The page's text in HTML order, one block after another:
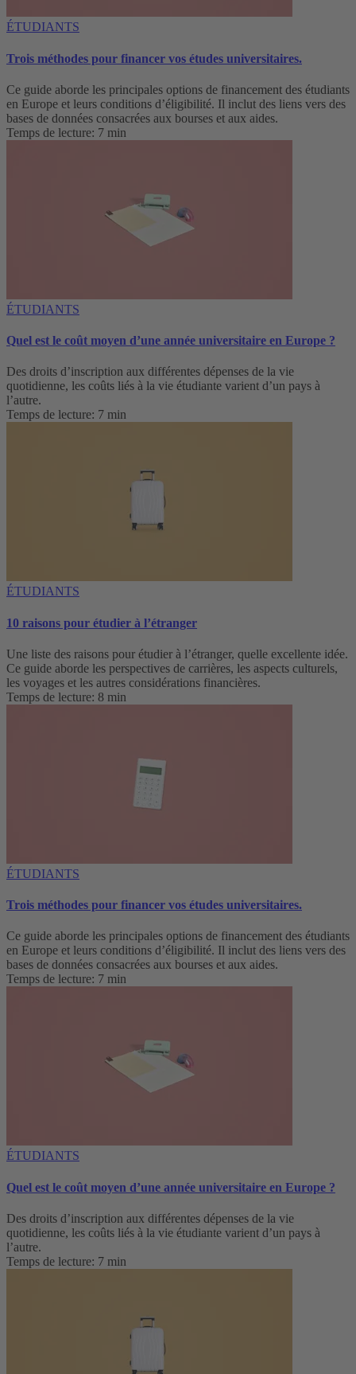
ÉTUDIANTS
Trois méthodes pour financer vos études universitaires.
Ce guide aborde les principales options de financement des étudiants
en Europe et leurs conditions d’éligibilité. Il inclut des liens vers des
bases de données consacrées aux bourses et aux aides.
Temps de lecture: 7 min
ÉTUDIANTS
Quel est le coût moyen d’une année universitaire en Europe ?
Des droits d’inscription aux différentes dépenses de la vie
quotidienne, les coûts liés à la vie étudiante varient d’un pays à
l’autre.
Temps de lecture: 7 min
ÉTUDIANTS
10 raisons pour étudier à l’étranger
Une liste des raisons pour étudier à l’étranger, quelle excellente idée.
Ce guide aborde les perspectives de carrières, les aspects culturels,
les voyages et les autres considérations financières.
Temps de lecture: 8 min
ÉTUDIANTS
Trois méthodes pour financer vos études universitaires.
Ce guide aborde les principales options de financement des étudiants
en Europe et leurs conditions d’éligibilité. Il inclut des liens vers des
bases de données consacrées aux bourses et aux aides.
Temps de lecture: 7 min
ÉTUDIANTS
Quel est le coût moyen d’une année universitaire en Europe ?
Des droits d’inscription aux différentes dépenses de la vie
quotidienne, les coûts liés à la vie étudiante varient d’un pays à
l’autre.
Temps de lecture: 7 min